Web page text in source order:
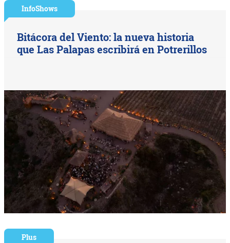
InfoShows
Bitácora del Viento: la nueva historia
que Las Palapas escribirá en Potrerillos
Plus